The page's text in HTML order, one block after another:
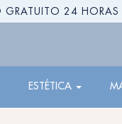
GRATUITO 24 HORAS
ESTÉTICA